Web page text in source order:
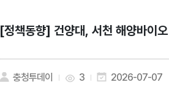
[정책동향] 건양대, 서천 해양바이
충청투데이 3 2026-07-07